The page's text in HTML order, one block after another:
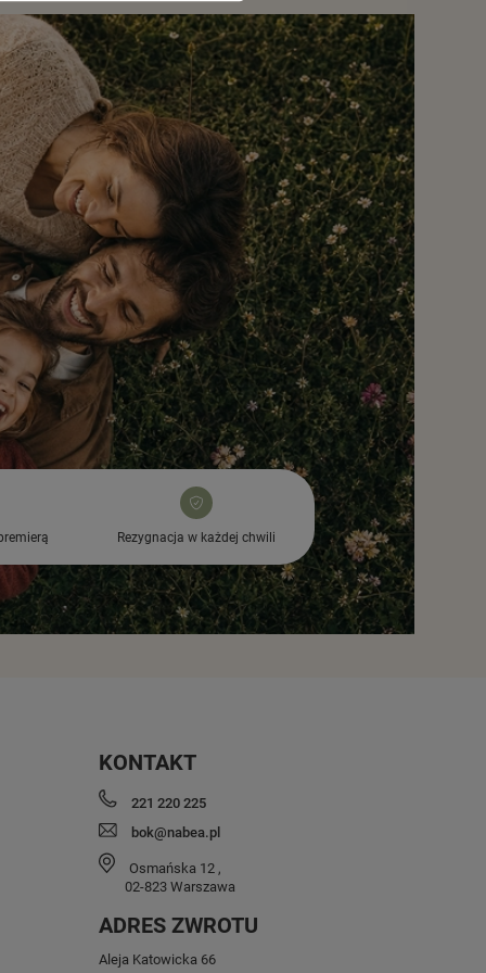
Rezygnacja w każdej chwili
KONTAKT
221 220 225
bok@nabea.pl
Osmańska 12 ,
02-823 Warszawa
ADRES ZWROTU
Aleja Katowicka 66